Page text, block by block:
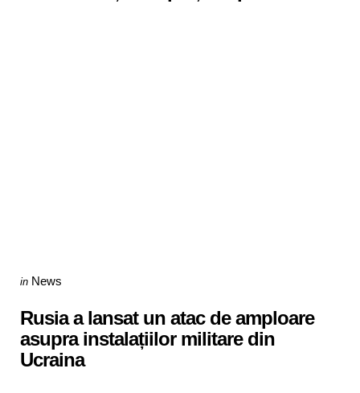
Categories
Posted
in News
Rusia a lansat un atac de amploare
asupra instalațiilor militare din
Ucraina